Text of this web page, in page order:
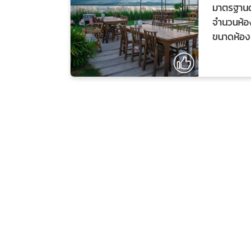
มาตรฐา
จำนวนห้
ขนาดห้อ